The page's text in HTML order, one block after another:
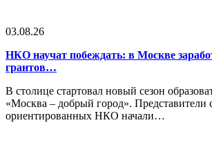
03.08.26
НКО научат побеждать: в Москве
грантов…
В столице стартовал новый сезон
«Москва – добрый город». Представители
ориентированных НКО начали…